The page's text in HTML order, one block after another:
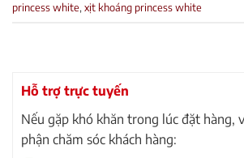
princess white,xịt khoáng princess white
Hỗ trợ trực tuyến
Nếu gặp khó khăn trong lúc đặt hàng,
phận chăm sóc khách hàng: